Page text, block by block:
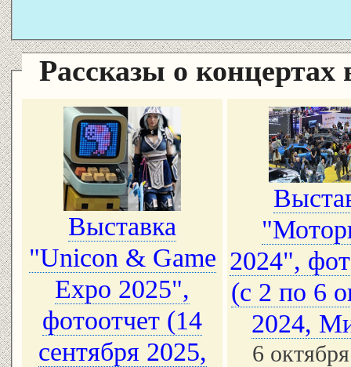
Рассказы о
Выставка
"Unicon & Game
Expo 2025",
фотоотчет (14
сентября 2025,
2024",
(с 2 по 6
2024,
6